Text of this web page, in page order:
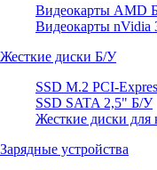
Видеокарты AMD
Видеокарты nVidia
Жесткие диски Б/У
SSD M.2 PCI-
SSD SATA 2,5" Б/У
Жесткие диски
Зарядные устройства